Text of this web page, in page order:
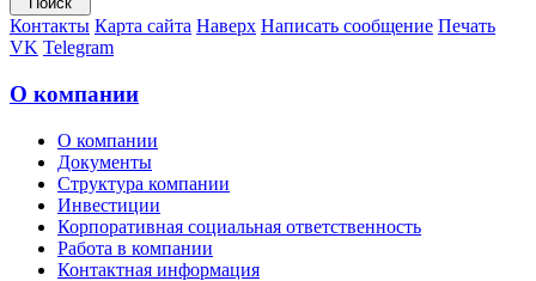
Контакты Карта сайта Наверх Написать сообщение Печать
VK Telegram
О компании
О компании
Документы
Структура компании
Инвестиции
Корпоративная социальная ответственность
Работа в компании
Контактная информация